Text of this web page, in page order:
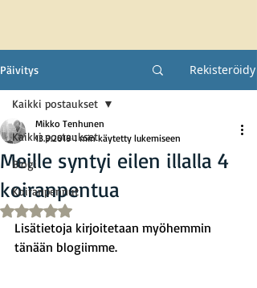
Päivitys Rekisteröidy
Kaikki postaukset
Blogi
Koiranpennut
Kaikki postaukset
Meille syntyi eilen illalla 4
koiranpentua
Mikko Tenhunen
13.9.2019 1 min käytetty lukemiseen
Arvostelun tähtimäärä: epäluku/5
Lisätietoja kirjoitetaan myöhemmin
tänään blogiimme.